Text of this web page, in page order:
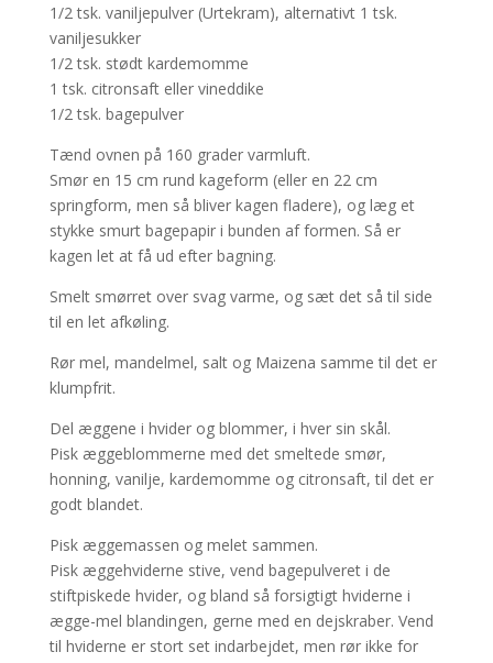
1/2 tsk. vaniljepulver (Urtekram), alternativt 1 tsk.
vaniljesukker
1/2 tsk. stødt kardemomme
1 tsk. citronsaft eller vineddike
1/2 tsk. bagepulver
Tænd ovnen på 160 grader varmluft.
Smør en 15 cm rund kageform (eller en 22 cm
springform, men så bliver kagen fladere), og læg et
stykke smurt bagepapir i bunden af formen. Så er
kagen let at få ud efter bagning.
Smelt smørret over svag varme, og sæt det så til side
til en let afkøling.
Rør mel, mandelmel, salt og Maizena samme til det er
klumpfrit.
Del æggene i hvider og blommer, i hver sin skål.
Pisk æggeblommerne med det smeltede smør,
honning, vanilje, kardemomme og citronsaft, til det er
godt blandet.
Pisk æggemassen og melet sammen.
Pisk æggehviderne stive, vend bagepulveret i de
stiftpiskede hvider, og bland så forsigtigt hviderne i
ægge-mel blandingen, gerne med en dejskraber. Vend
til hviderne er stort set indarbejdet, men rør ikke for